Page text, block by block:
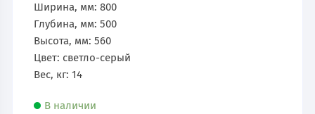
Ширина, мм: 800
Глубина, мм: 500
Высота, мм: 560
Цвет: светло-серый
Вес, кг: 14
В наличии